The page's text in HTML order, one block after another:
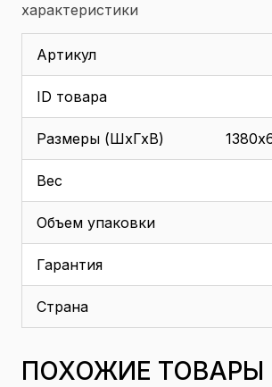
характеристики
Артикул
ID товара
Размеры (ШхГхВ)
Вес
Объем упаковки
Гарантия
Страна
ПОХОЖИЕ ТОВАРЫ